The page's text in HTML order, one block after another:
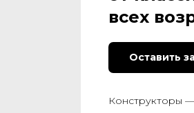
всех
Оставить
Конструкторы